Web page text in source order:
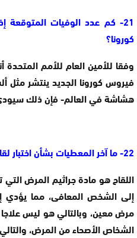
21- كم عدد الوفيات
كورونا؟
وفقا للأمين العام للأمم المتحدة
فيروس كورونا الجديد ينتشر مثل
هشاشة في العالم- فإن ذلك سيودي
22- ما آخر المعطيات بشأن اختبار لقاحات لمرض كورونا؟
اللقاح هو مادة جراثيم المرض
إلى الشخص المعافى، مما
مرض معين، وبالتالي هو ليس
الشخاص الأصحاء من المرض،